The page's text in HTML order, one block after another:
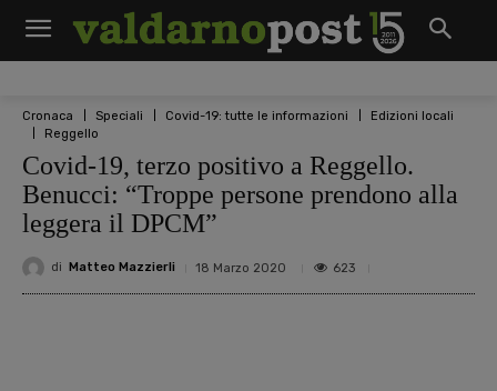
Cronaca Speciali Covid-19: tutte le informazioni
Edizioni locali
Reggello
Covid-19, terzo positivo a Reggello.
Benucci: “Troppe persone prendono alla
leggera il DPCM”
di Matteo Mazzierli 18 Marzo 2020 623